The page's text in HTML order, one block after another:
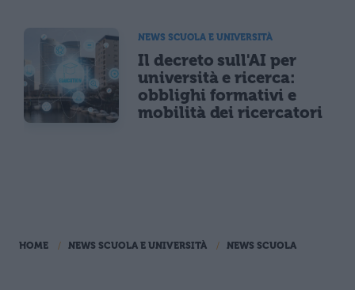
NEWS SCUOLA E UNIVERSITÀ
Il decreto sull'AI per
università e ricerca:
obblighi formativi e
mobilità dei ricercatori
HOME NEWS SCUOLA E UNIVERSITÀ NEWS SCUOLA